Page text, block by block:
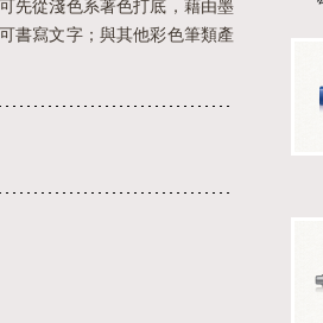
先從淺色系著色打底，藉由墨
書寫文字；與其他彩色筆類產